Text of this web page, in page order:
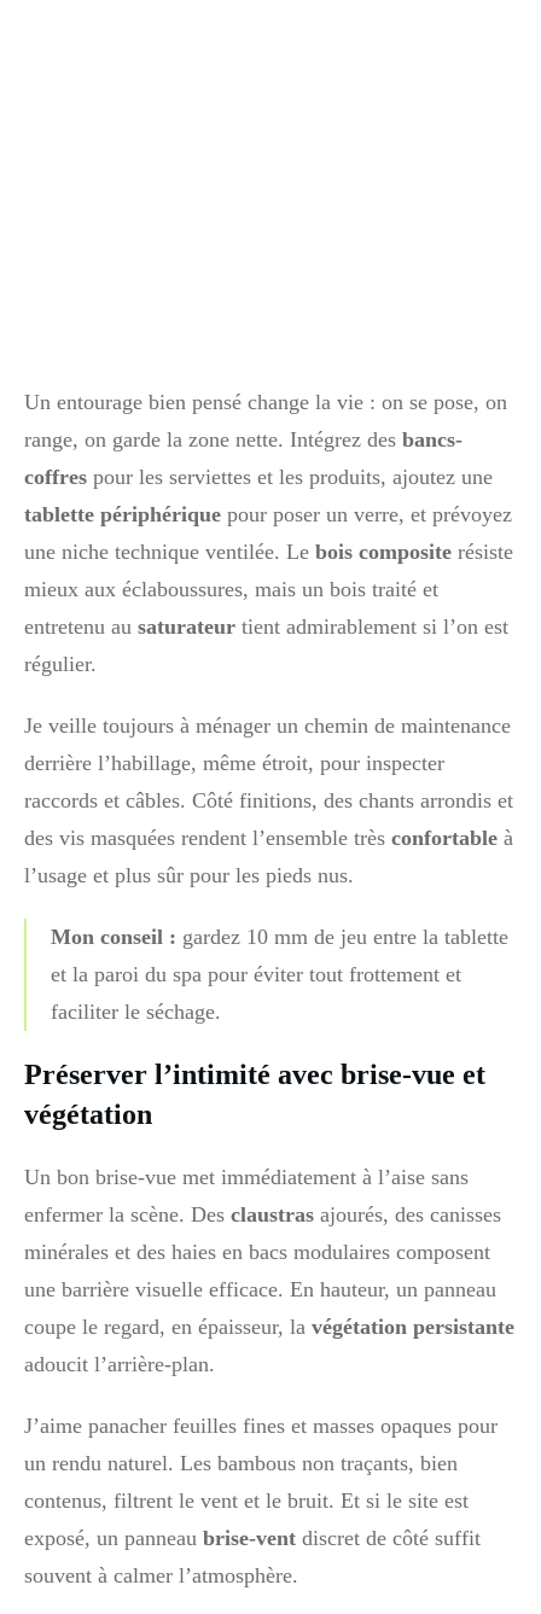
Un entourage bien pensé change la vie : on se pose, on
range, on garde la zone nette. Intégrez des bancs-
coffres pour les serviettes et les produits, ajoutez une
tablette périphérique pour poser un verre, et prévoyez
une niche technique ventilée. Le bois composite résiste
mieux aux éclaboussures, mais un bois traité et
entretenu au saturateur tient admirablement si l’on est
régulier.
Je veille toujours à ménager un chemin de maintenance
derrière l’habillage, même étroit, pour inspecter
raccords et câbles. Côté finitions, des chants arrondis et
des vis masquées rendent l’ensemble très confortable à
l’usage et plus sûr pour les pieds nus.
Mon conseil : gardez 10 mm de jeu entre la tablette
et la paroi du spa pour éviter tout frottement et
faciliter le séchage.
Préserver l’intimité avec brise-vue et
végétation
Un bon brise-vue met immédiatement à l’aise sans
enfermer la scène. Des claustras ajourés, des canisses
minérales et des haies en bacs modulaires composent
une barrière visuelle efficace. En hauteur, un panneau
coupe le regard, en épaisseur, la végétation persistante
adoucit l’arrière-plan.
J’aime panacher feuilles fines et masses opaques pour
un rendu naturel. Les bambous non traçants, bien
contenus, filtrent le vent et le bruit. Et si le site est
exposé, un panneau brise-vent discret de côté suffit
souvent à calmer l’atmosphère.